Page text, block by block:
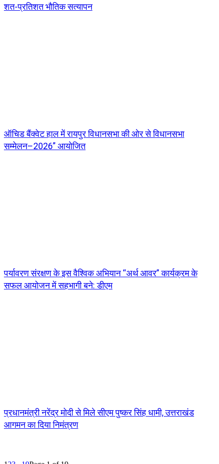
शत-प्रतिशत भौतिक सत्यापन
ऑचिड बैंक्वेट हाल में रायपुर विधानसभा की ओर से विधानसभा
सम्मेलन–2026” आयोजित
पर्यावरण संरक्षण के इस वैश्विक अभियान “अर्थ आवर” कार्यक्रम के
सफल आयोजन में सहभागी बने: डीएम
प्रधानमंत्री नरेंद्र मोदी से मिले सीएम पुष्कर सिंह धामी, उत्तराखंड
आगमन का दिया निमंत्रण